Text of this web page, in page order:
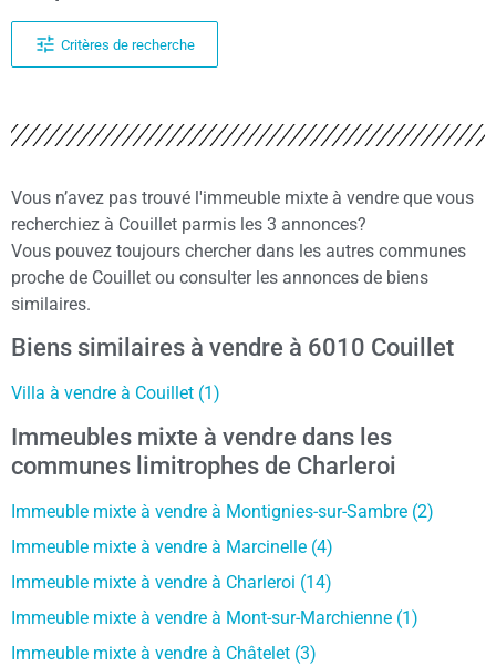
Critères de recherche
Vous n’avez pas trouvé l'immeuble mixte à vendre que vous
recherchiez à Couillet parmis les 3 annonces?
Vous pouvez toujours chercher dans les autres communes
proche de Couillet ou consulter les annonces de biens
similaires.
Biens similaires à vendre à 6010 Couillet
Villa à vendre à Couillet (1)
Immeubles mixte à vendre dans les
communes limitrophes de Charleroi
Immeuble mixte à vendre à Montignies-sur-Sambre (2)
Immeuble mixte à vendre à Marcinelle (4)
Immeuble mixte à vendre à Charleroi (14)
Immeuble mixte à vendre à Mont-sur-Marchienne (1)
Immeuble mixte à vendre à Châtelet (3)